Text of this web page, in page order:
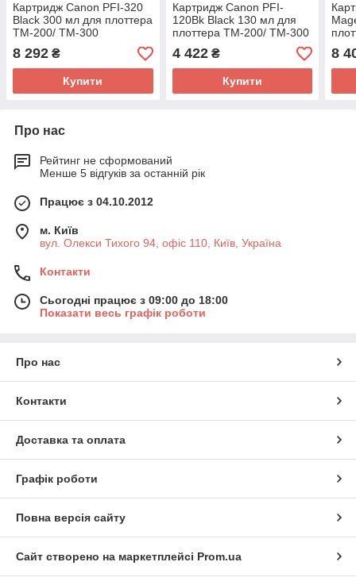
Картридж Canon PFI-320
Black 300 мл для плоттера
TM-200/ TM-300
8 292 ₴
Купити
Картридж Canon PFI-
120Bk Black 130 мл для
плоттера TM-200/ TM-300
4 422₴
Купити
8
Про нас
Рейтинг не сформований
Менше 5 відгуків за останній рік
Працює з 04.10.2012
м. Київ
вул. Олекси Тихого 94, офіс 110, Київ, Україна
Контакти
Сьогодні працює з 09:00 до 18:00
Показати весь графік роботи
Про нас
Контакти
Доставка та оплата
Графік роботи
Повна версія сайту
Сайт створено на маркетплейсі Prom.ua